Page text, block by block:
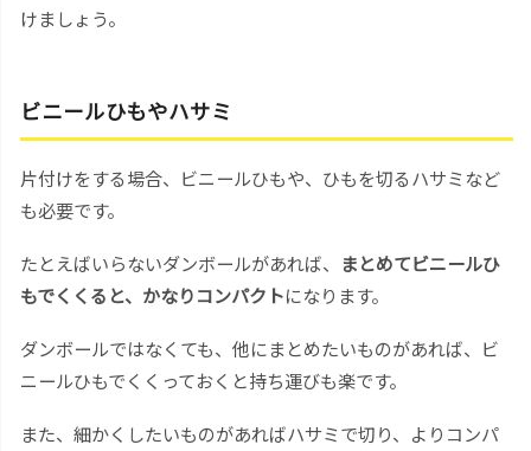
けましょう。
ビニールひもやハサミ
片付けをする場合、ビニールひもや、ひもを切るハサミなど
も必要です。
たとえばいらないダンボールがあれば、
まとめてビニールひ
もでくくると、かなりコンパクトになります。
ダンボールではなくても、他にまとめたいものがあれば、ビ
ニールひもでくくっておくと持ち運びも楽です。
また、細かくしたいものがあればハサミで切り、よりコンパ